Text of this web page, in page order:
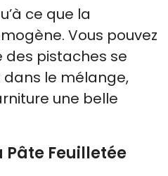
ce que la
Vous pouvez
des pistaches se
le mélange,
une belle
Pâte Feuilletée